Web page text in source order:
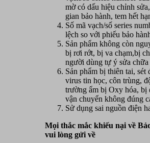
mờ có dấu hiệu chỉnh
gian bảo hành, tem hết
Số mã vạch/số series
lệch so với phiếu bảo
Sản phẩm không còn
bị rơi rớt, bị va chạm,bị
người dùng tự ý sửa chữa
Sản phẩm bị thiên tai, sét
virus tin học, côn trùng,
trường ẩm bị Oxy hóa, bị
vận chuyển không đúng
Sử dụng sai nguồn điện
Mọi thắc mắc khiếu nại về
vui lòng gửi về